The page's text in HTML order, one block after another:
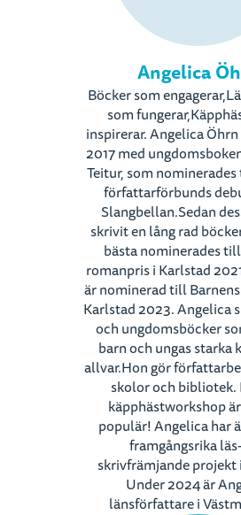
Angelica
Böcker som
som
inspirerar. Angelica
2017 med
Teitur, som
författarförbunds
Slangbellan.Sedan
skrivit en lång rad
bästa nominerades
romanpris i Karlstad
är nominerad till
Karlstad 2023. Angelica
och ungdomsböcker
barn och ungas starka
allvar.Hon gör
skolor och bibliotek.
käpphästworkshop
populär! Angelica har
framgångsrika
skrivfrämjande projekt
Under 2024 är
länsförfattare i